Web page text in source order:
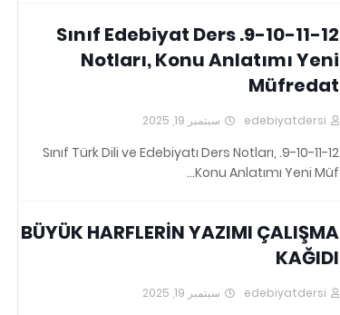
9-10-11-12. Sınıf Edebiyat Ders
Notları, Konu Anlatımı Yeni
Müfredat
edebiyatdersi سبتمبر 19, 2025
9-10-11-12. Sınıf Türk Dili ve Edebiyatı Ders Notları,
Konu Anlatımı Yeni Müf…
BÜYÜK HARFLERİN YAZIMI ÇALIŞMA
KAĞIDI
edebiyatdersi سبتمبر 19, 2025